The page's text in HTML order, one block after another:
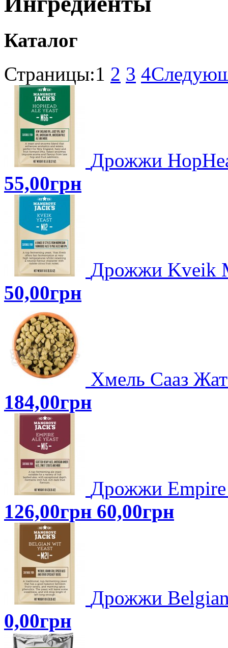
Каталог
Страницы:1 2 3 4
Дрожжи
55,00грн
Дрожжи Kveik
50,00грн
Хмель Сааз
184,00грн
Дрожжи Empire
126,00грн 60,00грн
Дрожжи
0,00грн